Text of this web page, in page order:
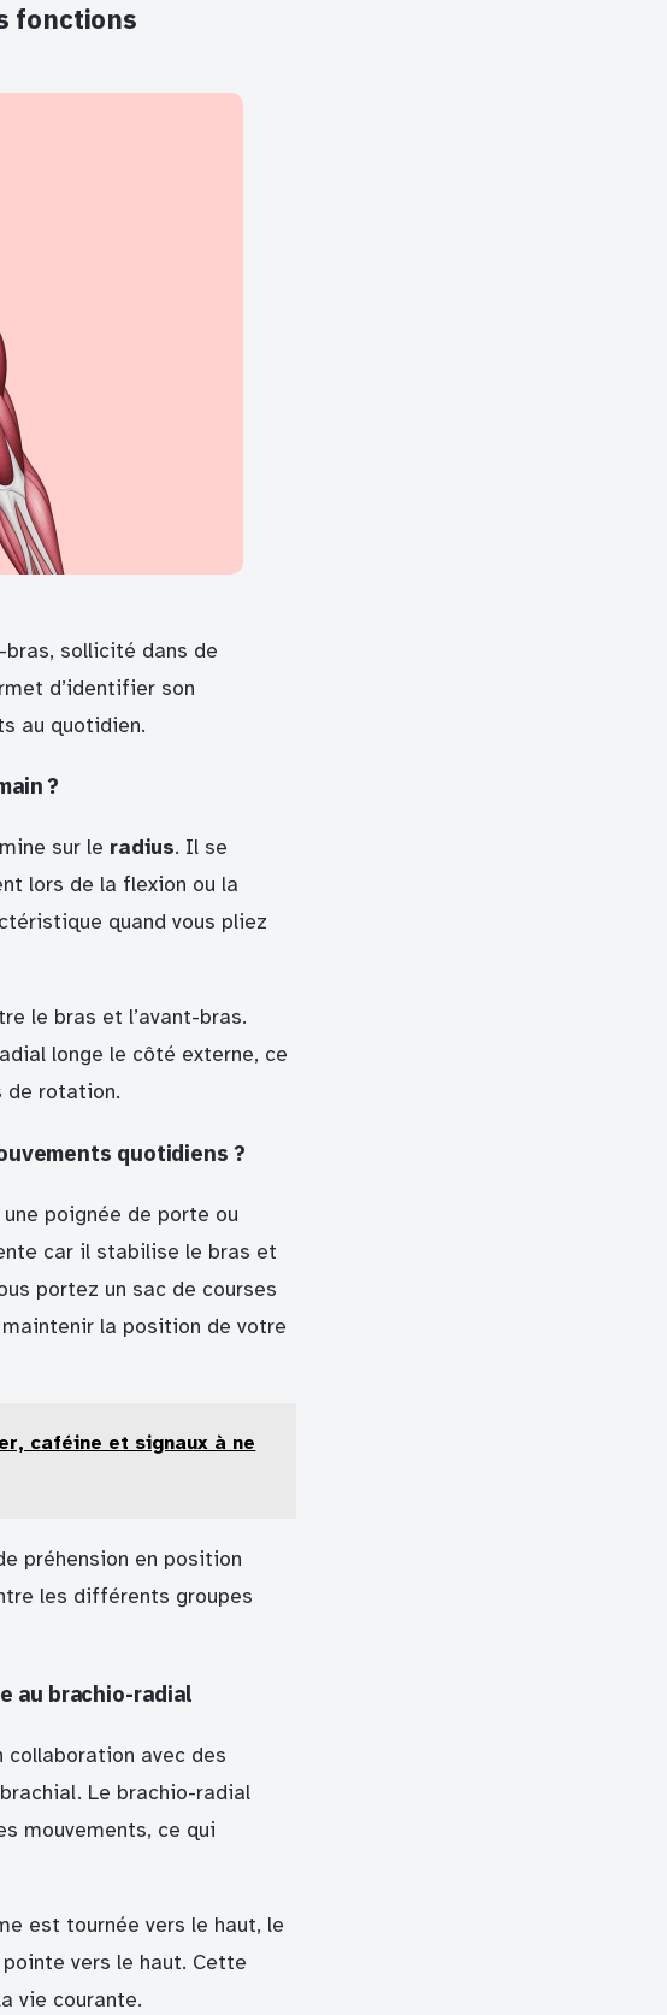
fonctions
bras, sollicité dans de
d’identifier son
au quotidien.
?
sur le radius. Il se
lors de la flexion ou la
quand vous pliez
le bras et l’avant-bras.
longe le côté externe, ce
de rotation.
quotidiens ?
poignée de porte ou
car il stabilise le bras et
portez un sac de courses
la position de votre
caféine et signaux à ne
préhension en position
les différents groupes
au brachio-radial
collaboration avec des
Le brachio-radial
mouvements, ce qui
est tournée vers le haut, le
vers le haut. Cette
vie courante.